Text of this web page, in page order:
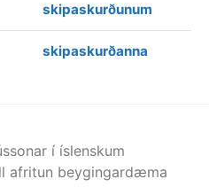
skipaskurðunum
skipaskurðanna
í íslenskum
afritun beygingardæma